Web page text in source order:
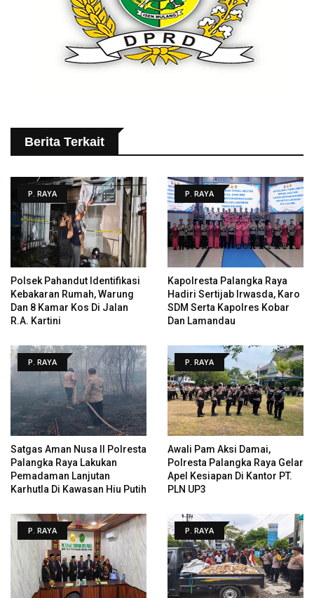
Berita Terkait
P. RAYA
Polsek Pahandut Identifikasi
Kebakaran Rumah, Warung
Dan 8 Kamar Kos Di Jalan
R.A. Kartini
P. RAYA
Kapolresta Palangka Raya
Hadiri Sertijab Irwasda, Karo
SDM Serta Kapolres Kobar
Dan Lamandau
P. RAYA
Satgas Aman Nusa II Polresta
Palangka Raya Lakukan
Pemadaman Lanjutan
Karhutla Di Kawasan Hiu Putih
P. RAYA
Awali Pam Aksi Damai,
Polresta Palangka Raya Gelar
Apel Kesiapan Di Kantor PT.
PLN UP3
P. RAYA P. RAYA